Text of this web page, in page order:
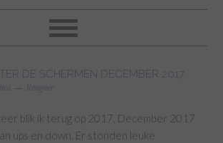
DE SCHERMEN DECEMBER 2017
Reageer
blik ik terug op 2017, December 2017
ups en down. Er stonden leuke